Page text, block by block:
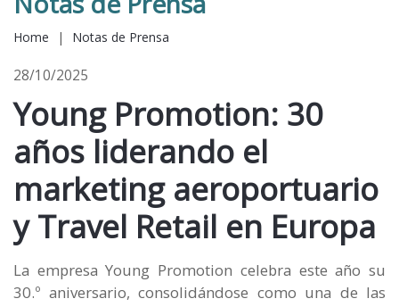
Home | Notas de Prensa
28/10/2025
Young Promotion: 30
años liderando el
marketing aeroportuario
y Travel Retail en Europa
La empresa Young Promotion celebra este año su
30.º aniversario, consolidándose como una de las